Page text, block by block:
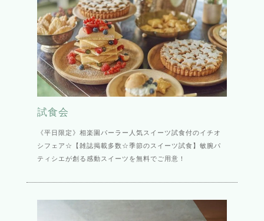
試食会
《平日限定》相楽園パーラー人気スイーツ試食付のイチオ
シフェア☆【雑誌掲載多数☆季節のスイーツ試食】敏腕パ
ティシエが創る感動スイーツを無料でご用意！